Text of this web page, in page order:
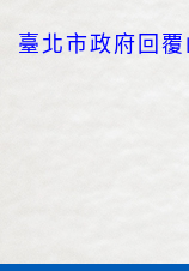
臺北市政府回覆